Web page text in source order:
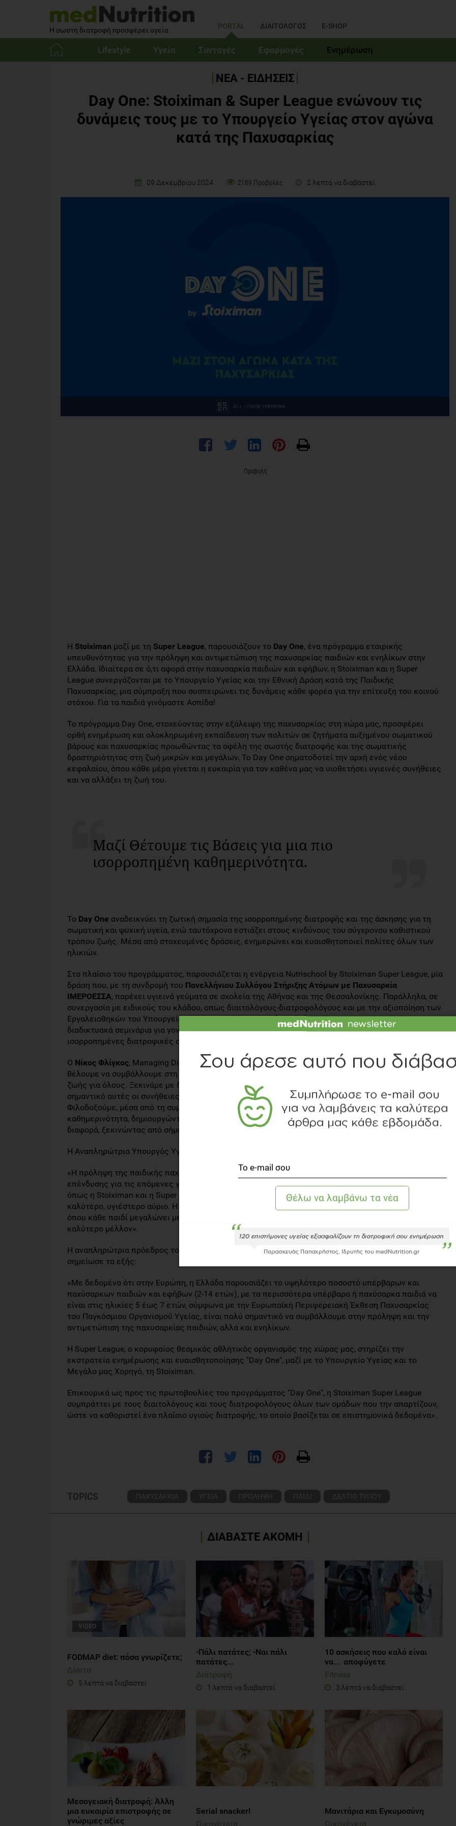
Η σωστή διατροφή προσφέρει υγεία PORTAL ΔΙΑΙΤΟΛΟΓΟΣ E-SHOP
Lifestyle Υγεία Συνταγές Εφαρμογές Ενημέρωση
ΝΕΑ - ΕΙΔΗΣΕΙΣ
Day One: Stoiximan & Super League ενώνουν τις
δυνάμεις τους με το Υπουργείο Υγείας στον αγώνα
κατά της Παχυσαρκίας
09 Δεκεμβρίου 2024 2169 Προβολές 2 λεπτά να διαβαστεί
Προβολή
Η Stoiximan μαζί με τη Super League, παρουσιάζουν το Day One, ένα πρόγραμμα εταιρικής
υπευθυνότητας για την πρόληψη και αντιμετώπιση της παχυσαρκίας παιδιών και ενηλίκων στην
Ελλάδα. Ιδιαίτερα σε ό,τι αφορά στην παχυσαρκία παιδιών και εφήβων, η Stoiximan και η Super
League συνεργάζονται με το Υπουργείο Υγείας και την Εθνική Δράση κατά της Παιδικής
Παχυσαρκίας, μια σύμπραξη που συσπειρώνει τις δυνάμεις κάθε φορέα για την επίτευξη του κοινού
στόχου. Για τα παιδιά γινόμαστε Ασπίδα!
Το πρόγραμμα Day One, στοχεύοντας στην εξάλειψη της παχυσαρκίας στη χώρα μας, προσφέρει
ορθή ενημέρωση και ολοκληρωμένη εκπαίδευση των πολιτών σε ζητήματα αυξημένου σωματικού
βάρους και παχυσαρκίας προωθώντας τα οφέλη της σωστής διατροφής και της σωματικής
δραστηριότητας στη ζωή μικρών και μεγάλων. Το Day One σηματοδοτεί την αρχή ενός νέου
κεφαλαίου, όπου κάθε μέρα γίνεται η ευκαιρία για τον καθένα μας να υιοθετήσει υγιεινές συνήθειες
και να αλλάξει τη ζωή του.
Μαζί Θέτουμε τις Βάσεις για μια πιο
ισορροπημένη καθημερινότητα.
Το Day One αναδεικνύει τη ζωτική σημασία της ισορροπημένης διατροφής και της άσκησης για τη
σωματική και ψυχική υγεία, ενώ ταυτόχρονα εστιάζει στους κινδύνους του σύγχρονου καθιστικού
τρόπου ζωής. Μέσα από στοχευμένες δράσεις, ενημερώνει και ευαισθητοποιεί πολίτες όλων των
ηλικιών.
Στο πλαίσιο του προγράμματος, παρουσιάζεται η ενέργεια Nutrischool by Stoiximan Super League, μία
δράση που, με τη συνδρομή του Πανελλήνιου Συλλόγου Στήριξης Ατόμων με Παχυσαρκία
ΙΜΕΡΟΕΣΣΑ, παρέχει υγιεινά γεύματα σε σχολεία της Αθήνας και της Θεσσαλονίκης. Παράλληλα, σε
συνεργασία με ειδικούς του κλάδου, οπως διαιτολόγους-διατροφολόγους και με την αξιοποίηση των
Εργαλειοθηκών του Υπουργείου Υγείας με τίτλο «Τροφή για δράση», θα πραγματοποιηθούν
διαδικτυακά σεμινάρια για γονείς, με στόχο την ενημέρωση και εκπαίδευση πάνω στις
ισορροπημένες διατροφικές συνήθειες και την ενίσχυση της σωματικής δραστηριότητας.
O Nίκος Φλίγκος, Managing Director της Stoiximan σημείωσε σχετικά: «Μέσα από το Day One
θέλουμε να συμβάλλουμε στη διαμόρφωση ενός πιο δραστήριου και διατροφικά ωφέλιμου τρόπου
ζωής για όλους. Ξεκινάμε με δράσεις στοχευμένες σε παιδιά και οικογένειες, καθώς είναι
σημαντικό αυτές οι συνήθειες να γίνουν κομμάτι της καθημερινότητάς μας από μικρή ηλικία.
Φιλοδοξούμε, μέσα από τη συμμετοχή στο πρόγραμμά μας να γίνει η αρχή για μια πιο υγιεινή
καθημερινότητα, δημιουργώντας ένα καλύτερο μέλλον για εμάς και τα παιδιά μας. Ας κάνουμε τη
διαφορά, ξεκινώντας από σήμερα, από τη Day One!»
Η Αναπληρώτρια Υπουργός Υγείας
«Η πρόληψη της παιδικής παχυσαρκίας είναι για εμάς ζήτημα υγείας, κοινωνικής ευθύνης και
επένδυσης για τις επόμενες γενιές. Στο Υπουργείο Υγείας, ενώνουμε τις δυνάμεις μας με φορείς
όπως η Stoiximan και η Super League, με στόχο να υποστηρίξουμε τα παιδιά μας να χτίσουν ένα
καλύτερο, υγιέστερο αύριο. Η προσπάθεια αυτή είναι κομμάτι του οράματός μας για μια κοινωνία
όπου κάθε παιδί μεγαλώνει με υγεία, γνώση και αυτοπεποίθηση, δημιουργώντας τις βάσεις για ένα
καλύτερο μέλλον».
H αναπληρώτρια πρόεδρος του Διοικητικού Συμβουλίου της Super LeagueΚάτια Κοξένογλου,
σημείωσε τα εξής:
«Με δεδομένο ότι στην Ευρώπη, η Ελλάδα παρουσιάζει το υψηλότερο ποσοστό υπέρβαρων και
παχύσαρκων παιδιών και εφήβων (2-14 ετών), με τα περισσότερα υπέρβαρα ή παχύσαρκα παιδιά να
είναι στις ηλικίες 5 έως 7 ετών, σύμφωνα με την Ευρωπαϊκή Περιφερειακή Έκθεση Παχυσαρκίας
του Παγκόσμιου Οργανισμού Υγείας, είναι πολύ σημαντικό να συμβάλλουμε στην πρόληψη και την
αντιμετώπιση της παχυσαρκίας παιδιών, αλλά και ενηλίκων.
Η Super League, ο κορυφαίος θεσμικός αθλητικός οργανισμός της χώρας μας, στηρίζει την
εκστρατεία ενημέρωσης και ευαισθητοποίησης "Day One", μαζί με το Υπουργείο Υγείας και το
Μεγάλο μας Χορηγό, τη Stoiximan.
Επικουρικά ως προς τις πρωτοβουλίες του προγράμματος "Day One", η Stoiximan Super League
συμπράττει με τους διαιτολόγους και τους διατροφολόγους όλων των ομάδων που την απαρτίζουν,
ώστε να καθοριστεί ένα πλαίσιο υγιούς διατροφής, το οποίο βασίζεται σε επιστημονικά δεδομένα».
TOPICS ΠΑΧΥΣΑΡΚΙΑ ΥΓΕΙΑ ΠΡΟΛΗΨΗ ΠΑΙΔΙ ΔΕΛΤΙΟ ΤΥΠΟΥ
ΔΙΑΒΑΣΤΕ ΑΚΟΜΗ
VIDEO
FODMAP diet: πόσα γνωρίζετε;
Δίαιτα
5 λεπτά να διαβαστεί
-Πάλι πατάτες; -Ναι πάλι
πατάτες...
Διατροφή
1 λεπτό να διαβαστεί
10 ασκήσεις που καλό είναι
να… αποφύγετε
Fitness
3 λεπτά να διαβαστεί
Μεσογειακή διατροφή: Άλλη
μια ευκαιρία επιστροφής σε
γνώριμες αξίες
Serial snacker!
Οικογένεια
Μανιτάρια και Εγκυμοσύνη
Οικογένεια